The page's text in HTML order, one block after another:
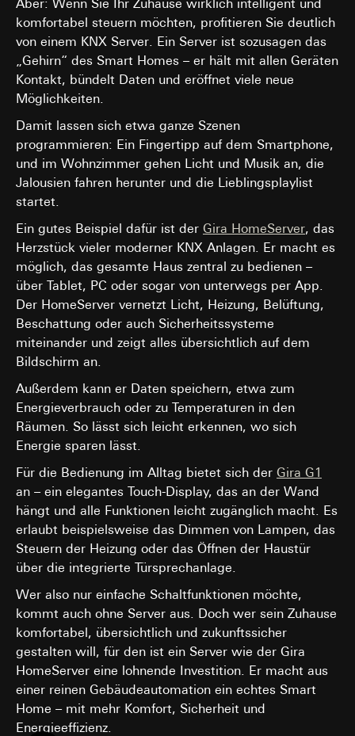
Aber: Wenn Sie Ihr Zuhause wirklich intelligent und
komfortabel steuern möchten, profitieren Sie deutlich
von einem KNX Server. Ein Server ist sozusagen das
„Gehirn“ des Smart Homes – er hält mit allen Geräten
Kontakt, bündelt Daten und eröffnet viele neue
Möglichkeiten.
Damit lassen sich etwa ganze Szenen
programmieren: Ein Fingertipp auf dem Smartphone,
und im Wohnzimmer gehen Licht und Musik an, die
Jalousien fahren herunter und die Lieblingsplaylist
startet.
Ein gutes Beispiel dafür ist der Gira HomeServer, das
Herzstück vieler moderner KNX Anlagen. Er macht es
möglich, das gesamte Haus zentral zu bedienen –
über Tablet, PC oder sogar von unterwegs per App.
Der HomeServer vernetzt Licht, Heizung, Belüftung,
Beschattung oder auch Sicherheitssysteme
miteinander und zeigt alles übersichtlich auf dem
Bildschirm an.
Außerdem kann er Daten speichern, etwa zum
Energieverbrauch oder zu Temperaturen in den
Räumen. So lässt sich leicht erkennen, wo sich
Energie sparen lässt.
Für die Bedienung im Alltag bietet sich der Gira G1
an – ein elegantes Touch-Display, das an der Wand
hängt und alle Funktionen leicht zugänglich macht. Es
erlaubt beispielsweise das Dimmen von Lampen, das
Steuern der Heizung oder das Öffnen der Haustür
über die integrierte Türsprechanlage.
Wer also nur einfache Schaltfunktionen möchte,
kommt auch ohne Server aus. Doch wer sein Zuhause
komfortabel, übersichtlich und zukunftssicher
gestalten will, für den ist ein Server wie der Gira
HomeServer eine lohnende Investition. Er macht aus
einer reinen Gebäudeautomation ein echtes Smart
Home – mit mehr Komfort, Sicherheit und
Energieeffizienz.